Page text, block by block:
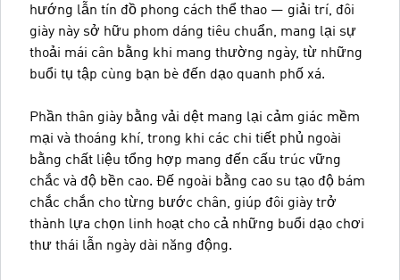
hướng lẫn tín đồ phong cách thể thao — giải trí, đôi
giày này sở hữu phom dáng tiêu chuẩn, mang lại sự
thoải mái cân bằng khi mang thường ngày, từ những
buổi tụ tập cùng bạn bè đến dạo quanh phố xá.
Phần thân giày bằng vải dệt mang lại cảm giác mềm
mại và thoáng khí, trong khi các chi tiết phủ ngoài
bằng chất liệu tổng hợp mang đến cấu trúc vững
chắc và độ bền cao. Đế ngoài bằng cao su tạo độ bám
chắc chắn cho từng bước chân, giúp đôi giày trở
thành lựa chọn linh hoạt cho cả những buổi dạo chơi
thư thái lẫn ngày dài năng động.